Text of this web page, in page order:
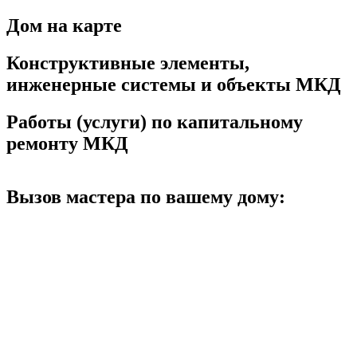
Дом на карте
Конструктивные элементы,
инженерные системы и объекты МКД
Работы (услуги) по капитальному
ремонту МКД
Вызов мастера по вашему дому: